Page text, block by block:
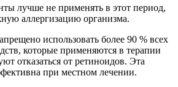
лучше не применять в этот период,
аллергизацию организма.
использовать более 90 % всех
которые применяются в терапии
отказаться от ретиноидов. Эта
при местном лечении.